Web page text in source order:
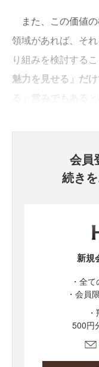
また、この価値
領域があれば、そ
り組みを検討するこ
魅力を見せる」だ
会員
続き
新規
・全
・会員
500円